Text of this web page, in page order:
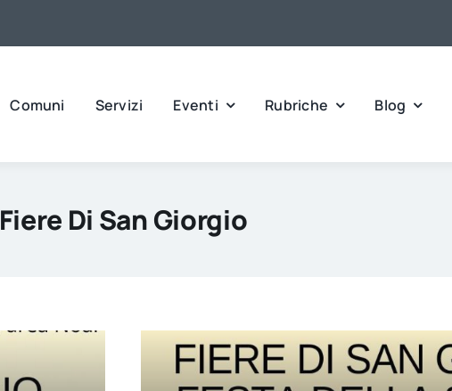
Comuni Servizi Eventi Rubriche Blog
Fiere Di San Giorgio